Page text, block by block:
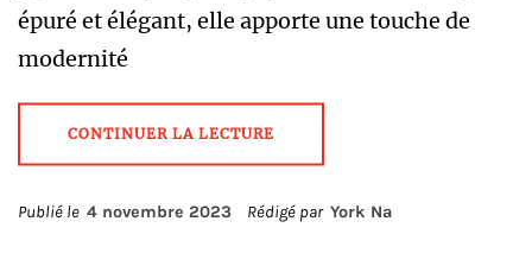
épuré et élégant, elle apporte une touche de
modernité
CONTINUER LA LECTURE
Publié le 4 novembre 2023 Rédigé par York Na